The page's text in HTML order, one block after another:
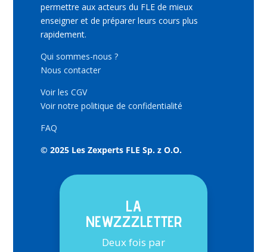
permettre aux acteurs du FLE de mieux
enseigner et de préparer leurs cours plus
rapidement.
Qui sommes-nous ?
Nous contacter
Voir les CGV
Voir notre politique de confidentialité
FAQ
© 2025 Les Zexperts FLE Sp. z O.O.
LA
NEWZZZLETTER
Deux fois par